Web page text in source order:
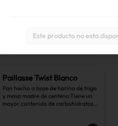
linaza, girasol y sésamo, lo que le da
toques de tostado y frutos secos.
Paillasse Twist Blanco
Pan hecho a base de harina de trigo
y masa madre de centeno.Tiene un
mayor contenido de carbohidratos
Este producto no esta